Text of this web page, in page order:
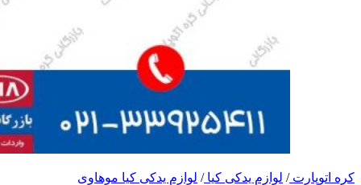
کره اتوپارت/ لوازم یدکی کیا/ لوازم یدکی کیا موهاوی